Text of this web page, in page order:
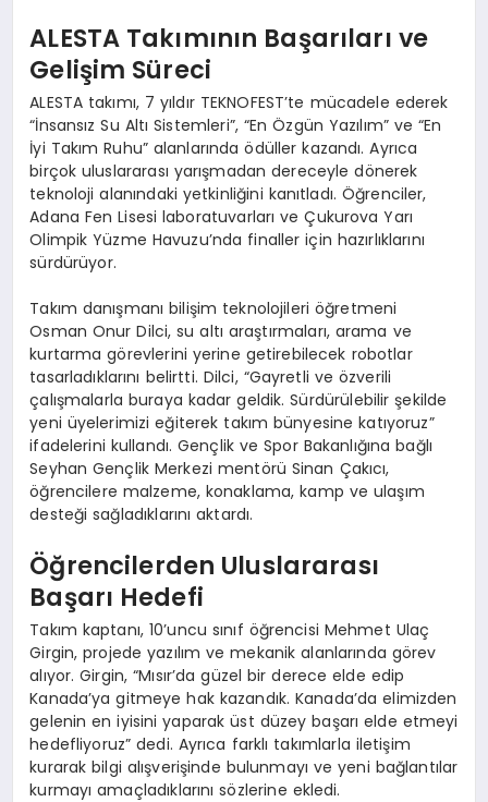
ALESTA Takımının Başarıları ve
Gelişim Süreci
ALESTA takımı, 7 yıldır TEKNOFEST’te mücadele ederek
“İnsansız Su Altı Sistemleri”, “En Özgün Yazılım” ve “En
İyi Takım Ruhu” alanlarında ödüller kazandı. Ayrıca
birçok uluslararası yarışmadan dereceyle dönerek
teknoloji alanındaki yetkinliğini kanıtladı. Öğrenciler,
Adana Fen Lisesi laboratuvarları ve Çukurova Yarı
Olimpik Yüzme Havuzu’nda finaller için hazırlıklarını
sürdürüyor.
Takım danışmanı bilişim teknolojileri öğretmeni
Osman Onur Dilci, su altı araştırmaları, arama ve
kurtarma görevlerini yerine getirebilecek robotlar
tasarladıklarını belirtti. Dilci, “Gayretli ve özverili
çalışmalarla buraya kadar geldik. Sürdürülebilir şekilde
yeni üyelerimizi eğiterek takım bünyesine katıyoruz”
ifadelerini kullandı. Gençlik ve Spor Bakanlığına bağlı
Seyhan Gençlik Merkezi mentörü Sinan Çakıcı,
öğrencilere malzeme, konaklama, kamp ve ulaşım
desteği sağladıklarını aktardı.
Öğrencilerden Uluslararası
Başarı Hedefi
Takım kaptanı, 10’uncu sınıf öğrencisi Mehmet Ulaç
Girgin, projede yazılım ve mekanik alanlarında görev
alıyor. Girgin, “Mısır’da güzel bir derece elde edip
Kanada’ya gitmeye hak kazandık. Kanada’da elimizden
gelenin en iyisini yaparak üst düzey başarı elde etmeyi
hedefliyoruz” dedi. Ayrıca farklı takımlarla iletişim
kurarak bilgi alışverişinde bulunmayı ve yeni bağlantılar
kurmayı amaçladıklarını sözlerine ekledi.